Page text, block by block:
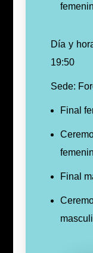
Día y
19:50
Sede:
Final
Final